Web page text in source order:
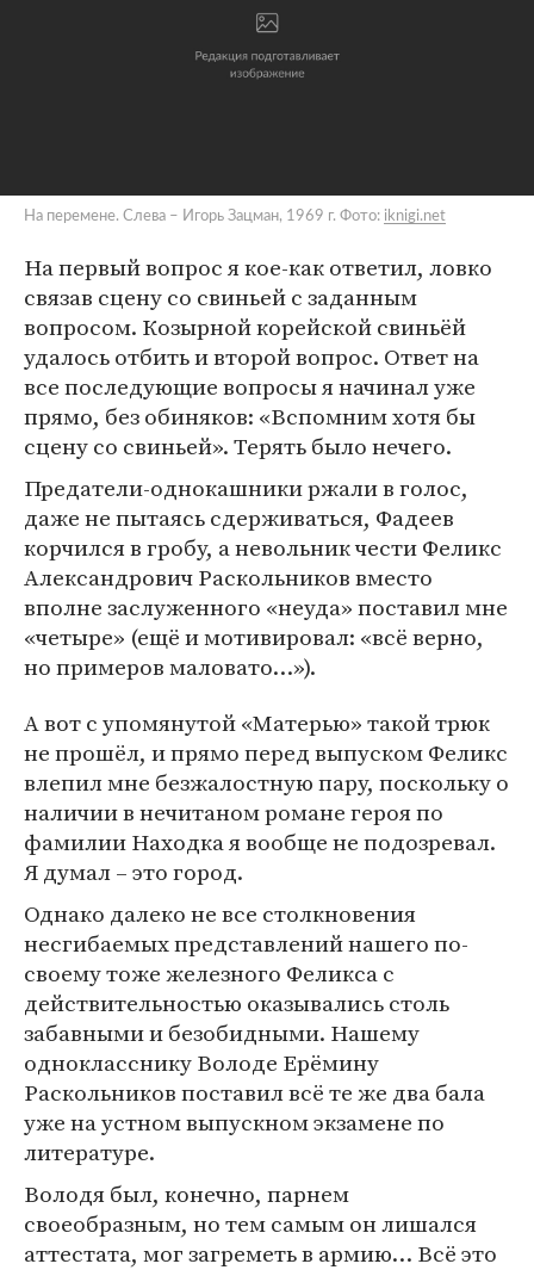
На перемене. Слева – Игорь Зацман, 1969 г. Фото: iknigi.net
На первый вопрос я кое-как ответил, ловко
связав сцену со свиньей с заданным
вопросом. Козырной корейской свиньёй
удалось отбить и второй вопрос. Ответ на
все последующие вопросы я начинал уже
прямо, без обиняков: «Вспомним хотя бы
сцену со свиньей». Терять было нечего.
Предатели-однокашники ржали в голос,
даже не пытаясь сдерживаться, Фадеев
корчился в гробу, а невольник чести Феликс
Александрович Раскольников вместо
вполне заслуженного «неуда» поставил мне
«четыре» (ещё и мотивировал: «всё верно,
но примеров маловато…»).
А вот с упомянутой «Матерью» такой трюк
не прошёл, и прямо перед выпуском Феликс
влепил мне безжалостную пару, поскольку о
наличии в нечитаном романе героя по
фамилии Находка я вообще не подозревал.
Я думал – это город.
Однако далеко не все столкновения
несгибаемых представлений нашего по-
своему тоже железного Феликса с
действительностью оказывались столь
забавными и безобидными. Нашему
однокласснику Володе Ерёмину
Раскольников поставил всё те же два бала
уже на устном выпускном экзамене по
литературе.
Володя был, конечно, парнем
своеобразным, но тем самым он лишался
аттестата, мог загреметь в армию… Всё это